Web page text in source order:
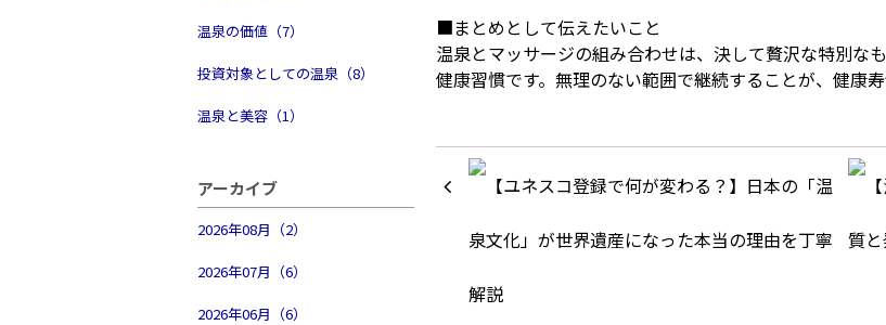
温泉の価値（7）
投資対象としての温泉（8）
温泉と美容（1）
アーカイブ
2026年08月（2）
2026年07月（6）
2026年06月（6）
■まとめとして伝えたいこと
温泉とマッサージの組み合わせは、決して贅沢な特別な
健康習慣です。無理のない範囲で継続することが、健康